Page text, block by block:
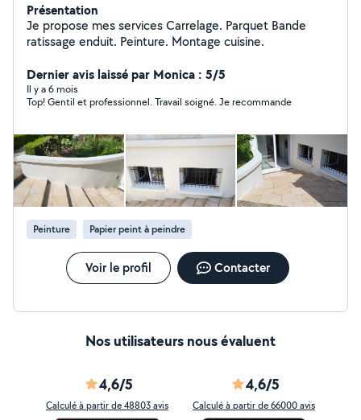
Présentation
Je propose mes services Carrelage. Parquet Bande
ratissage enduit. Peinture. Montage cuisine.
Dernier avis laissé par Monica : 5/5
Il y a 6 mois
Top! Gentil et professionnel. Travail soigné. Je recommande
Peinture Papier peint à peindre
Voir le profil Contacter
Nos utilisateurs nous évaluent
4,6/5
Calculé à partir de 48803 avis
4,6/5
Calculé à partir de 66000 avis